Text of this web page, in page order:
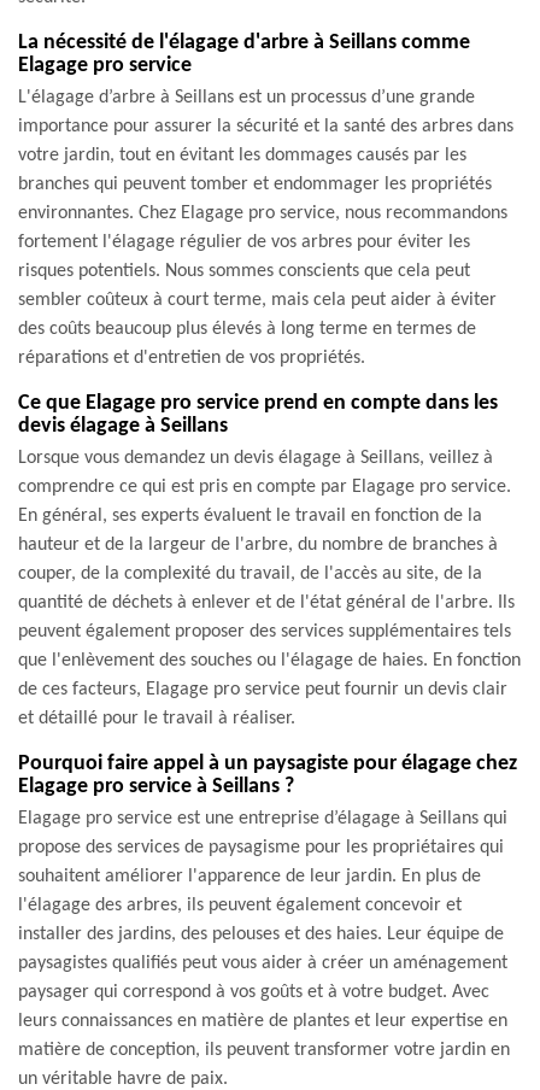
La nécessité de l'élagage d'arbre à Seillans comme
Elagage pro service
L'élagage d’arbre à Seillans est un processus d’une grande
importance pour assurer la sécurité et la santé des arbres dans
votre jardin, tout en évitant les dommages causés par les
branches qui peuvent tomber et endommager les propriétés
environnantes. Chez Elagage pro service, nous recommandons
fortement l'élagage régulier de vos arbres pour éviter les
risques potentiels. Nous sommes conscients que cela peut
sembler coûteux à court terme, mais cela peut aider à éviter
des coûts beaucoup plus élevés à long terme en termes de
réparations et d'entretien de vos propriétés.
Ce que Elagage pro service prend en compte dans les
devis élagage à Seillans
Lorsque vous demandez un devis élagage à Seillans, veillez à
comprendre ce qui est pris en compte par Elagage pro service.
En général, ses experts évaluent le travail en fonction de la
hauteur et de la largeur de l'arbre, du nombre de branches à
couper, de la complexité du travail, de l'accès au site, de la
quantité de déchets à enlever et de l'état général de l'arbre. Ils
peuvent également proposer des services supplémentaires tels
que l'enlèvement des souches ou l'élagage de haies. En fonction
de ces facteurs, Elagage pro service peut fournir un devis clair
et détaillé pour le travail à réaliser.
Pourquoi faire appel à un paysagiste pour élagage chez
Elagage pro service à Seillans ?
Elagage pro service est une entreprise d’élagage à Seillans qui
propose des services de paysagisme pour les propriétaires qui
souhaitent améliorer l'apparence de leur jardin. En plus de
l'élagage des arbres, ils peuvent également concevoir et
installer des jardins, des pelouses et des haies. Leur équipe de
paysagistes qualifiés peut vous aider à créer un aménagement
paysager qui correspond à vos goûts et à votre budget. Avec
leurs connaissances en matière de plantes et leur expertise en
matière de conception, ils peuvent transformer votre jardin en
un véritable havre de paix.